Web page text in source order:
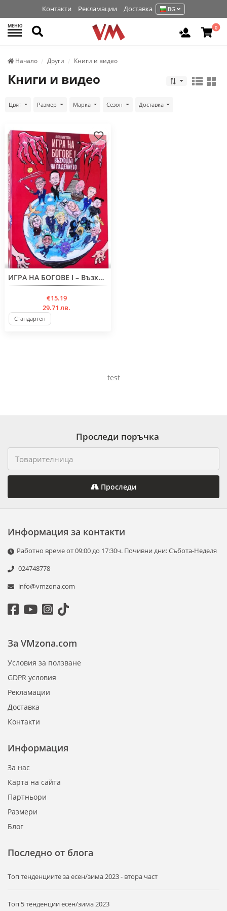
Контакти Рекламации Доставка BG
МЕНЮ Търси Вход /0
Начало Други Книги и видео
Книги и видео
Цвят Размер Марка Сезон Доставка
BESTSELLERИГРА НА БОГОВЕ I – Възходът на падението
€15.19
29.71 лв.
Стандартен
test
Проследи поръчка
Проследи
Информация за контакти
Работно време от 09:00 до 17:30ч. Почивни дни: Събота-Неделя
024748778
info@vmzona.com
Информация
За нас
Карта на сайта
Партньори
Размери
Блог
За VMzona.com
Условия за ползване
GDPR условия
Рекламации
Доставка
Контакти
Последно от блога
Tоп тенденциите за есен/зима 2023 - втора част
Топ 5 тенденции есен/зима 2023